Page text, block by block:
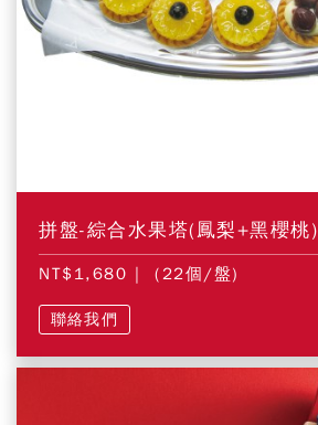
拼盤-綜合水果塔(鳳梨+黑櫻桃)
NT$1,680 | (22個/盤)
聯絡我們